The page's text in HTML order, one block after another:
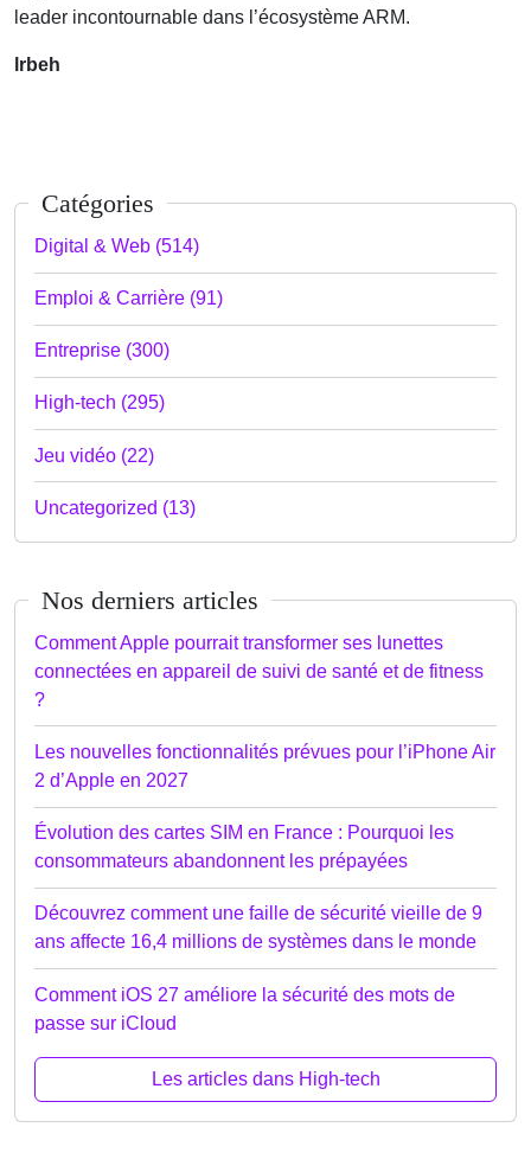
leader incontournable dans l’écosystème ARM.
lrbeh
Catégories
Digital & Web (514)
Emploi & Carrière (91)
Entreprise (300)
High-tech (295)
Jeu vidéo (22)
Uncategorized (13)
Nos derniers articles
Comment Apple pourrait transformer ses lunettes
connectées en appareil de suivi de santé et de fitness
?
Les nouvelles fonctionnalités prévues pour l’iPhone Air
2 d’Apple en 2027
Évolution des cartes SIM en France : Pourquoi les
consommateurs abandonnent les prépayées
Découvrez comment une faille de sécurité vieille de 9
ans affecte 16,4 millions de systèmes dans le monde
Comment iOS 27 améliore la sécurité des mots de
passe sur iCloud
Les articles dans High-tech